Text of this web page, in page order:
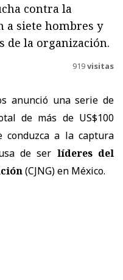
contra la
a siete hombres y
de la organización.
919visitas
anunció una serie de
de más de US$100
conduzca a la captura
de ser líderes del
(CJNG) en México.